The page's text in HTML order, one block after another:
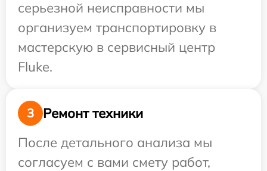
серьезной неисправности мы
организуем транспортировку в
мастерскую в сервисный центр
Fluke.
3
Ремонт техники
После детального анализа мы
согласуем с вами смету работ,